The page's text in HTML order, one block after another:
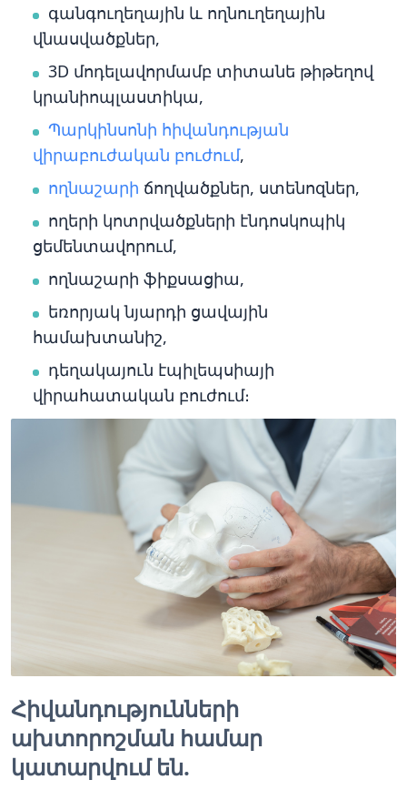
գանգուղեղային և ողնուղեղային
վնասվածքներ,
3D մոդելավորմամբ տիտանե թիթեղով
կրանիոպլաստիկա,
Պարկինսոնի հիվանդության
վիրաբուժական բուժում,
ողնաշարի ճողվածքներ, ստենոզներ,
ողերի կոտրվածքների էնդոսկոպիկ
ցեմենտավորում,
ողնաշարի ֆիքսացիա,
եռորյակ նյարդի ցավային
համախտանիշ,
դեղակայուն էպիլեպսիայի
վիրահատական բուժում։
Հիվանդությունների
ախտորոշման համար
կատարվում են.